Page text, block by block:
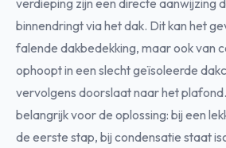
verdieping zijn een directe aanwijzing
binnendringt via het dak. Dit kan het
falende dakbedekking, maar ook van
ophoopt in een slecht geïsoleerde
vervolgens doorslaat naar het
belangrijk voor de oplossing: bij een
de eerste stap, bij condensatie staat